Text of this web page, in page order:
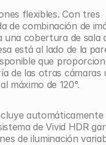
flexibles. Con tres
de combinación de
cobertura de sala
está al lado de la
que
de las otras cámaras
máximo de 120°.
automáticamente
de Vivid HDR
de iluminación